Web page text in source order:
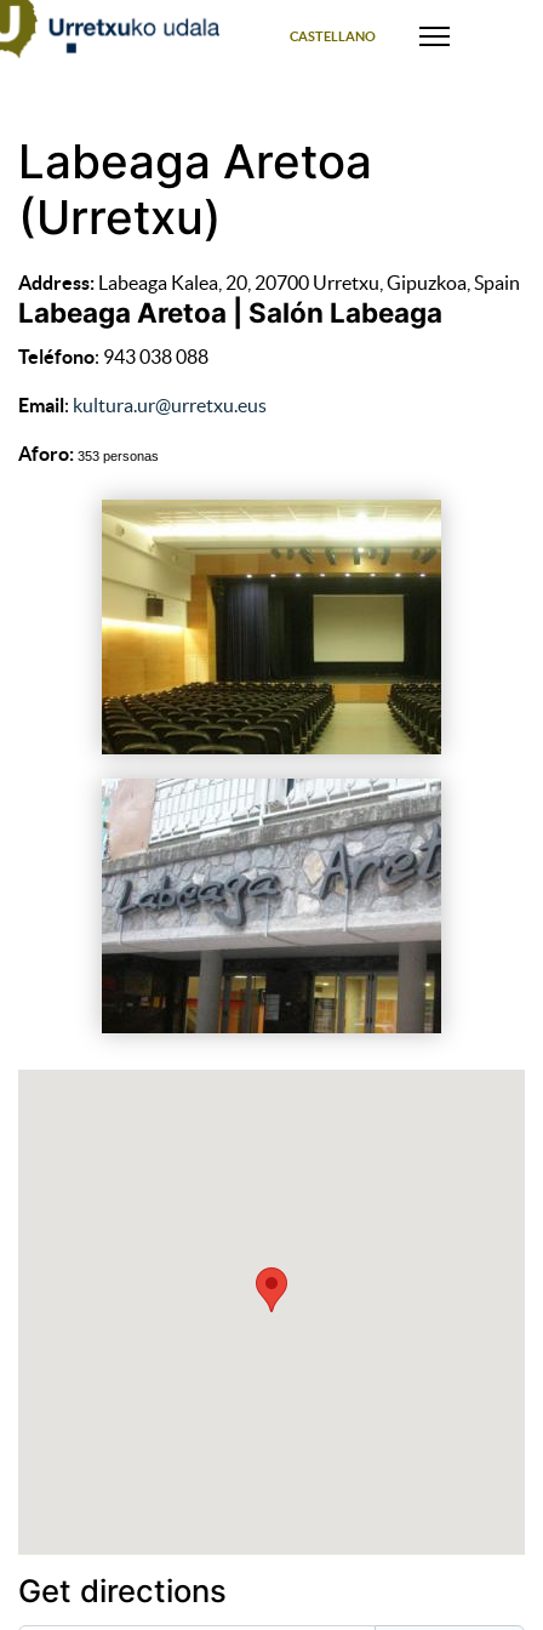
CASTELLANO
Labeaga Aretoa
(Urretxu)
Address: Labeaga Kalea, 20, 20700 Urretxu, Gipuzkoa, Spain
Labeaga Aretoa | Salón Labeaga
Teléfono: 943 038 088
Email : kultura.ur@urretxu.eus
Aforo: 353 personas
Get directions